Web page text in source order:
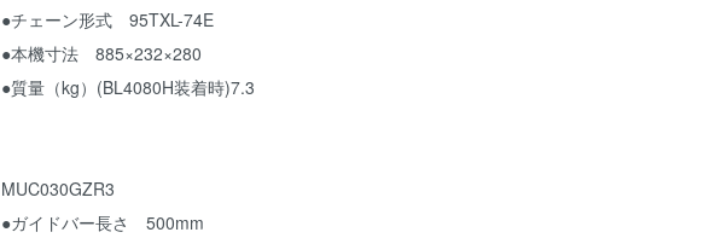
●チェーン形式 95TXL-74E
●本機寸法 885×232×280
●質量（kg）(BL4080H装着時)7.3
MUC030GZR3
●ガイドバー長さ 500mm